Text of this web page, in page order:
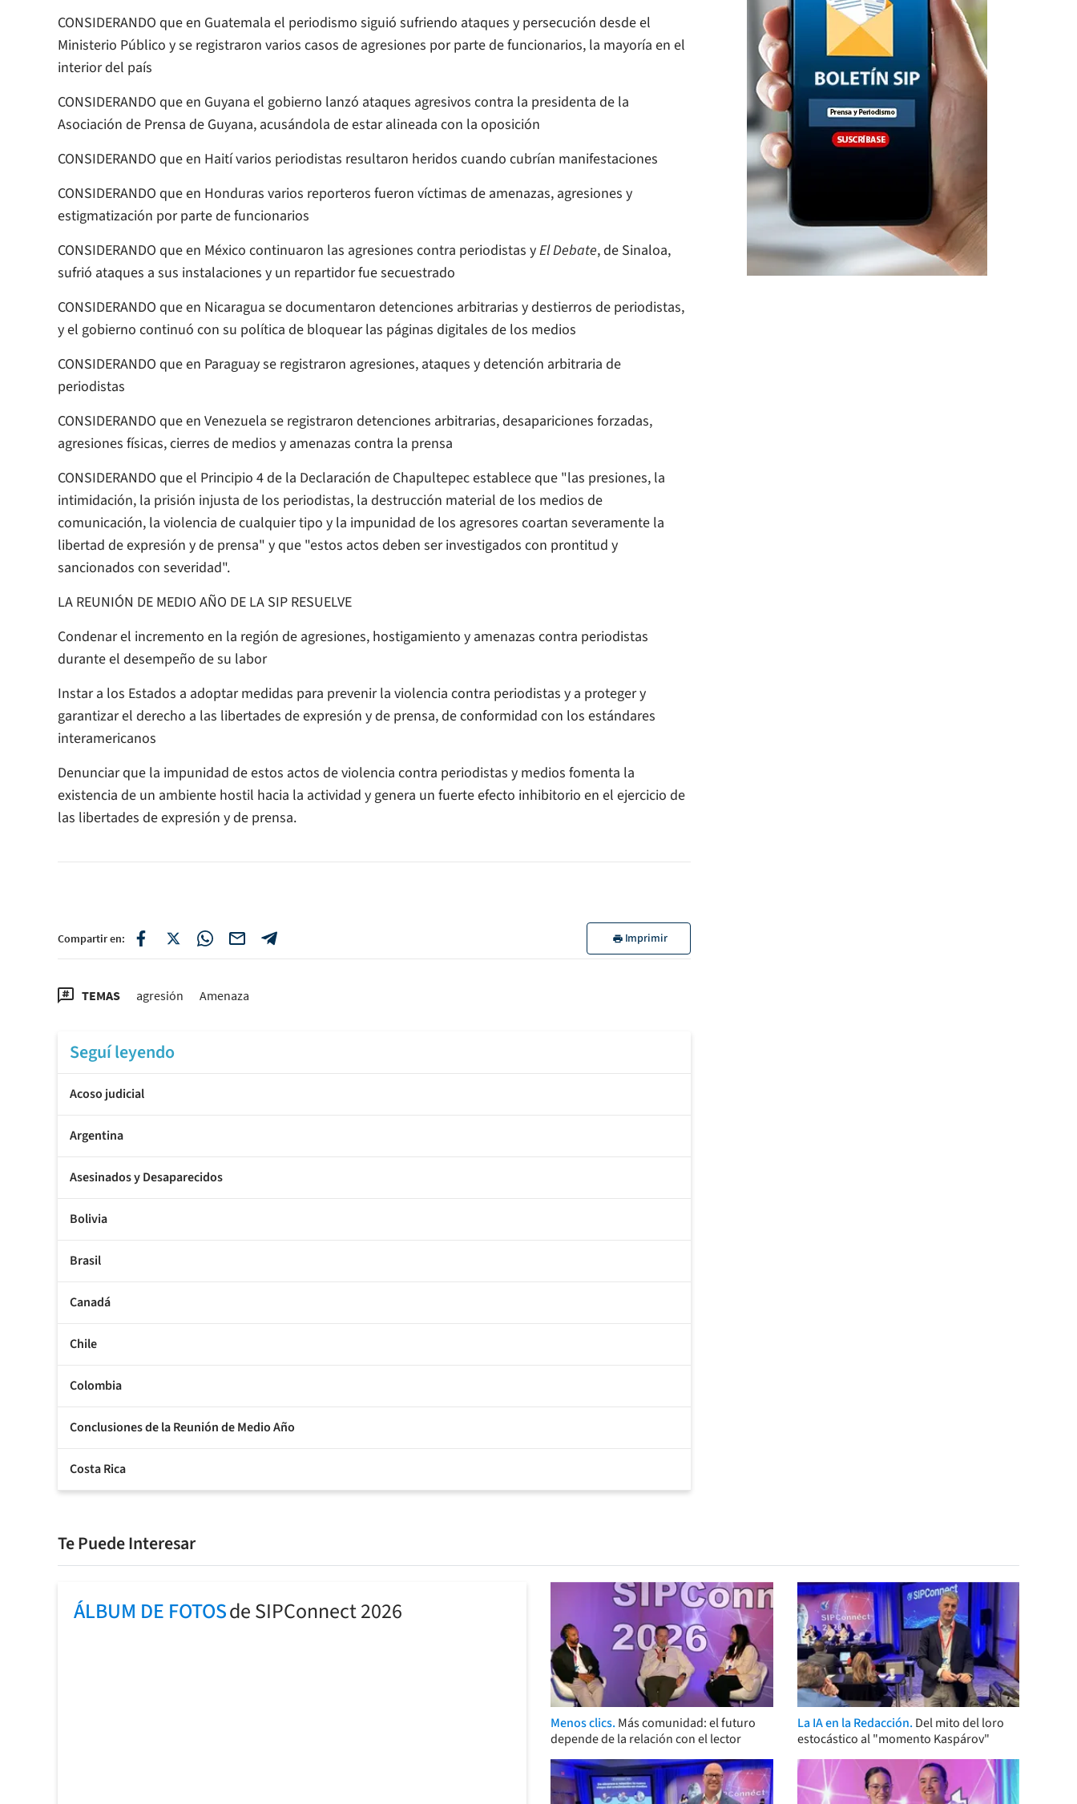
CONSIDERANDO que en Guatemala el periodismo siguió sufriendo ataques y persecución desde el
Ministerio Público y se registraron varios casos de agresiones por parte de funcionarios, la mayoría en el
interior del país
CONSIDERANDO que en Guyana el gobierno lanzó ataques agresivos contra la presidenta de la
Asociación de Prensa de Guyana, acusándola de estar alineada con la oposición
CONSIDERANDO que en Haití varios periodistas resultaron heridos cuando cubrían manifestaciones
CONSIDERANDO que en Honduras varios reporteros fueron víctimas de amenazas, agresiones y
estigmatización por parte de funcionarios
CONSIDERANDO que en México continuaron las agresiones contra periodistas yEl Debate, de Sinaloa,
sufrió ataques a sus instalaciones y un repartidor fue secuestrado
CONSIDERANDO que en Nicaragua se documentaron detenciones arbitrarias y destierros de periodistas,
y el gobierno continuó con su política de bloquear las páginas digitales de los medios
CONSIDERANDO que en Paraguay se registraron agresiones, ataques y detención arbitraria de
periodistas
CONSIDERANDO que en Venezuela se registraron detenciones arbitrarias, desapariciones forzadas,
agresiones físicas, cierres de medios y amenazas contra la prensa
CONSIDERANDO que el Principio 4 de la Declaración de Chapultepec establece que "las presiones, la
intimidación, la prisión injusta de los periodistas, la destrucción material de los medios de
comunicación, la violencia de cualquier tipo y la impunidad de los agresores coartan severamente la
libertad de expresión y de prensa" y que "estos actos deben ser investigados con prontitud y
sancionados con severidad".
LA REUNIÓN DE MEDIO AÑO DE LA SIP RESUELVE
Condenar el incremento en la región de agresiones, hostigamiento y amenazas contra periodistas
durante el desempeño de su labor
Instar a los Estados a adoptar medidas para prevenir la violencia contra periodistas y a proteger y
garantizar el derecho a las libertades de expresión y de prensa, de conformidad con los estándares
interamericanos
Denunciar que la impunidad de estos actos de violencia contra periodistas y medios fomenta la
existencia de un ambiente hostil hacia la actividad y genera un fuerte efecto inhibitorio en el ejercicio de
las libertades de expresión y de prensa.
Compartir en: Imprimir
TEMAS agresión Amenaza
Seguí leyendo
Acoso judicial
Argentina
Asesinados y Desaparecidos
Bolivia
Brasil
Canadá
Chile
Colombia
Conclusiones de la Reunión de Medio Año
Costa Rica
Te Puede Interesar
ÁLBUM DE FOTOSde SIPConnect 2026
Menos clics. Más comunidad: el futuro
depende de la relación con el lector
La IA en la Redacción. Del mito del loro
estocástico al "momento Kaspárov"